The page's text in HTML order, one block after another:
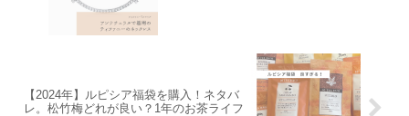
【2024年】ルピシア福袋を購入！ネタバ
レ。松竹梅どれが良い？1年のお茶ライフ